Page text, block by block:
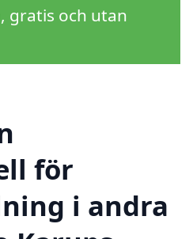
gratis och utan
för
i andra